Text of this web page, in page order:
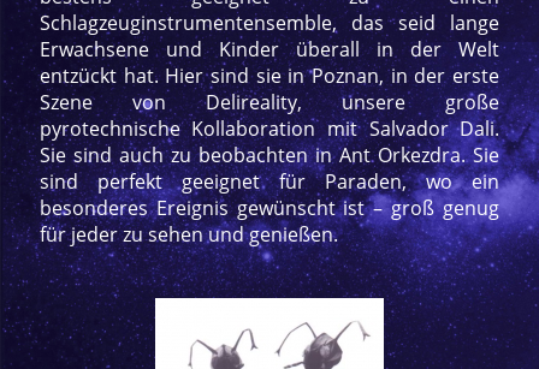
Schlagzeuginstrumentensemble, das seid lange
Erwachsene und Kinder überall in der Welt
entzückt hat. Hier sind sie in Poznan, in der erste
Szene von Delireality, unsere große
pyrotechnische Kollaboration mit Salvador Dali.
Sie sind auch zu beobachten in Ant Orkezdra. Sie
sind perfekt geeignet für Paraden, wo ein
besonderes Ereignis gewünscht ist – groß genug
für jeder zu sehen und genießen.